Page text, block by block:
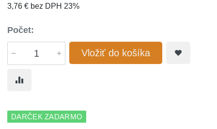
3,76 € bez DPH 23%
Počet:
Vložiť do košíka
DARČEK ZADARMO